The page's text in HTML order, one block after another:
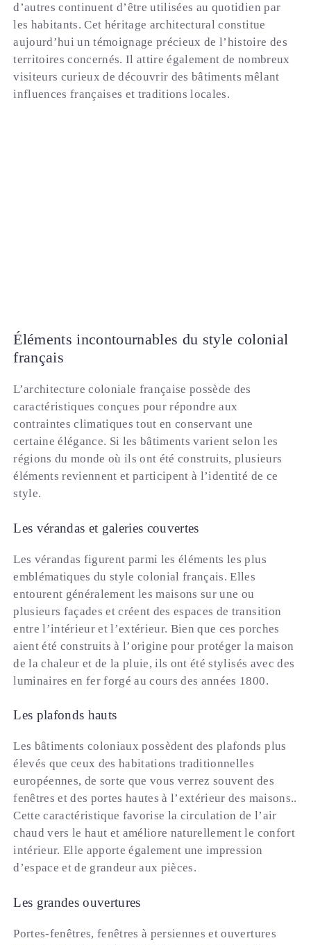
d’autres continuent d’être utilisées au quotidien par
les habitants. Cet héritage architectural constitue
aujourd’hui un témoignage précieux de l’histoire des
territoires concernés. Il attire également de nombreux
visiteurs curieux de découvrir des bâtiments mêlant
influences françaises et traditions locales.
Éléments incontournables du style colonial
français
L’architecture coloniale française possède des
caractéristiques conçues pour répondre aux
contraintes climatiques tout en conservant une
certaine élégance. Si les bâtiments varient selon les
régions du monde où ils ont été construits, plusieurs
éléments reviennent et participent à l’identité de ce
style.
Les vérandas et galeries couvertes
Les vérandas figurent parmi les éléments les plus
emblématiques du style colonial français. Elles
entourent généralement les maisons sur une ou
plusieurs façades et créent des espaces de transition
entre l’intérieur et l’extérieur. Bien que ces porches
aient été construits à l’origine pour protéger la maison
de la chaleur et de la pluie, ils ont été stylisés avec des
luminaires en fer forgé au cours des années 1800.
Les plafonds hauts
Les bâtiments coloniaux possèdent des plafonds plus
élevés que ceux des habitations traditionnelles
européennes, de sorte que vous verrez souvent des
fenêtres et des portes hautes à l’extérieur des maisons..
Cette caractéristique favorise la circulation de l’air
chaud vers le haut et améliore naturellement le confort
intérieur. Elle apporte également une impression
d’espace et de grandeur aux pièces.
Les grandes ouvertures
Portes-fenêtres, fenêtres à persiennes et ouvertures